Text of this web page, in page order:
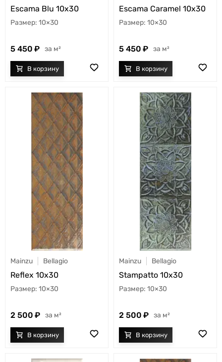
Escama Blu 10x30
10×30
5 450 м²
Escama Caramel 10x30
10×30
5 450 м²
Mainzu Bellagio
Reflex 10x30
10×30
2 500 м²
Mainzu Bellagio
Stampatto 10x30
10×30
2 500 м²